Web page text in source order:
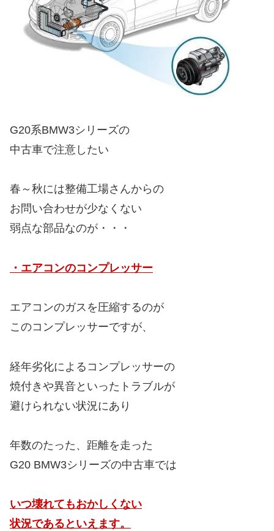
G20系BMW3シリーズの
中古車で注意したい
春～秋には整備工場さんからの
お問い合わせが少なくない
弱点な部品なのが・・・
・エアコンのコンプレッサー
エアコンのガスを圧縮するのが
このコンプレッサーですが、
経年劣化によるコンプレッサーの
焼付きや異音といったトラブルが
避けられない状況にあり
年数のたった、距離を走った
G20 BMW3シリーズの中古車では
いつ壊れてもおかしくない
状況であるといえます。